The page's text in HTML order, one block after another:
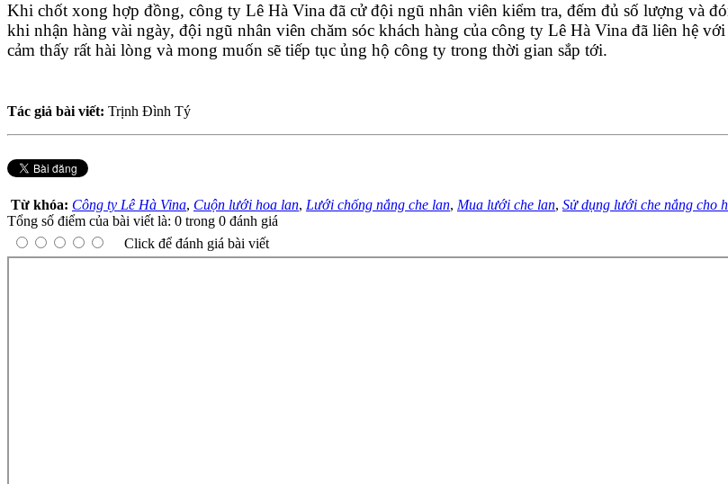
Khi chốt xong hợp đồng, công ty Lê Hà Vina đã cử đội ngũ nhân viên kiểm tra, đếm đủ số lượng và
khi nhận hàng vài ngày, đội ngũ nhân viên chăm sóc khách hàng của công ty Lê Hà Vina đã liên hệ
cảm thấy rất hài lòng và mong muốn sẽ tiếp tục ủng hộ công ty trong thời gian sắp tới.
Tác giả bài viết: Trịnh Đình Tý
Từ khóa: Công ty Lê Hà Vina, Cuộn lưới hoa lan, Lưới chống nắng che lan, Mua lưới che lan, Sử dụng lưới che nắng cho
Tổng số điểm của bài viết là: 0 trong 0 đánh giá
Click để đánh giá bài viết